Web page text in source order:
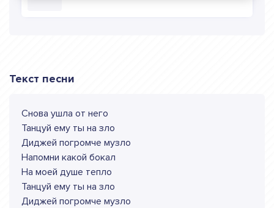
Текст песни
Снова ушла от него
Танцуй ему ты на зло
Диджей погромче музло
Напомни какой бокал
На моей душе тепло
Танцуй ему ты на зло
Диджей погромче музло